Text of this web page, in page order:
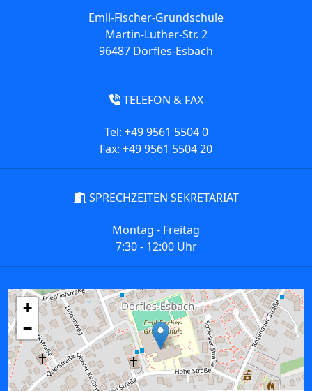
Emil-Fischer-Grundschule
Martin-Luther-Str. 2
96487 Dörfles-Esbach
TELEFON & FAX
Tel: +49 9561 5504 0
Fax: +49 9561 5504 20
SPRECHZEITEN SEKRETARIAT
Montag - Freitag
7:30 - 12:00 Uhr
+
−